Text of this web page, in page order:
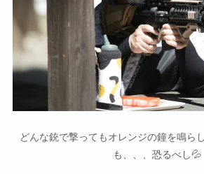
どんな銃で撃ってもオレンジの鐘を鳴ら
も、、、恐るべし💦